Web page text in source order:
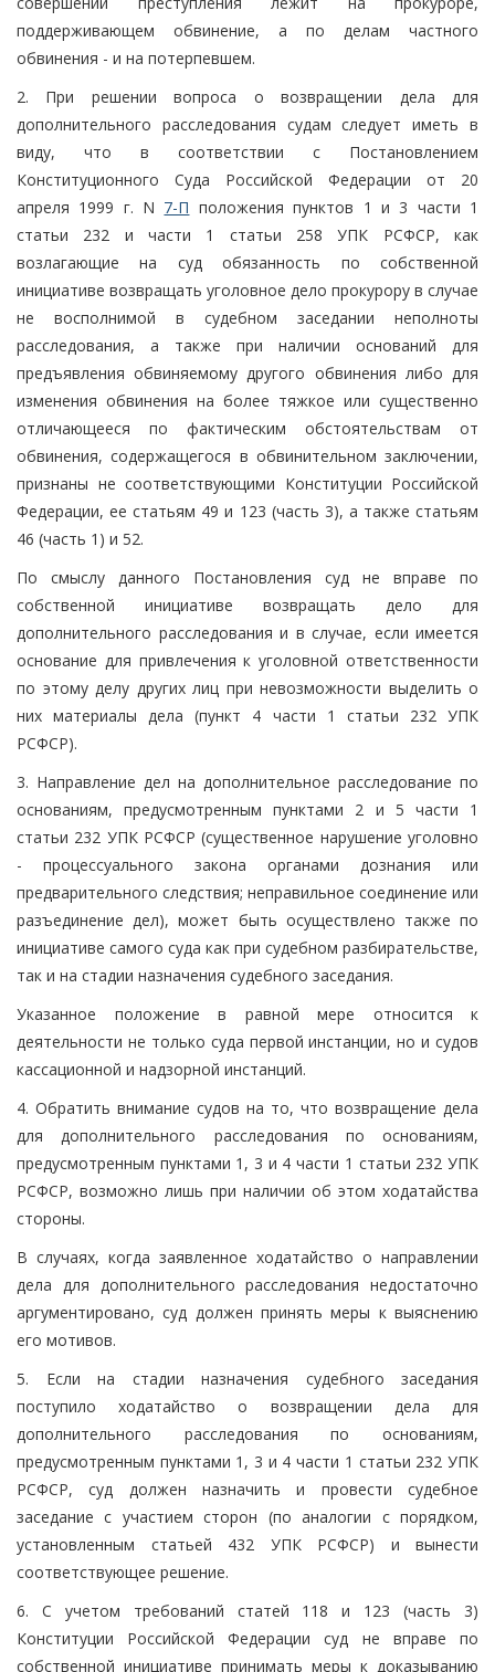
поддерживающем обвинение, а по делам частного
обвинения - и на потерпевшем.
2. При решении вопроса о возвращении дела для
дополнительного расследования судам следует иметь в
виду, что в соответствии с Постановлением
Конституционного Суда Российской Федерации от 20
апреля 1999 г. N 7-П положения пунктов 1 и 3 части 1
статьи 232 и части 1 статьи 258 УПК РСФСР, как
возлагающие на суд обязанность по собственной
инициативе возвращать уголовное дело прокурору в случае
не восполнимой в судебном заседании неполноты
расследования, а также при наличии оснований для
предъявления обвиняемому другого обвинения либо для
изменения обвинения на более тяжкое или существенно
отличающееся по фактическим обстоятельствам от
обвинения, содержащегося в обвинительном заключении,
признаны не соответствующими Конституции Российской
Федерации, ее статьям 49 и 123 (часть 3), а также статьям
46 (часть 1) и 52.
По смыслу данного Постановления суд не вправе по
собственной инициативе возвращать дело для
дополнительного расследования и в случае, если имеется
основание для привлечения к уголовной ответственности
по этому делу других лиц при невозможности выделить о
них материалы дела (пункт 4 части 1 статьи 232 УПК
РСФСР).
3. Направление дел на дополнительное расследование по
основаниям, предусмотренным пунктами 2 и 5 части 1
статьи 232 УПК РСФСР (существенное нарушение уголовно
- процессуального закона органами дознания или
предварительного следствия; неправильное соединение или
разъединение дел), может быть осуществлено также по
инициативе самого суда как при судебном разбирательстве,
так и на стадии назначения судебного заседания.
Указанное положение в равной мере относится к
деятельности не только суда первой инстанции, но и судов
кассационной и надзорной инстанций.
4. Обратить внимание судов на то, что возвращение дела
для дополнительного расследования по основаниям,
предусмотренным пунктами 1, 3 и 4 части 1 статьи 232 УПК
РСФСР, возможно лишь при наличии об этом ходатайства
стороны.
В случаях, когда заявленное ходатайство о направлении
дела для дополнительного расследования недостаточно
аргументировано, суд должен принять меры к выяснению
его мотивов.
5. Если на стадии назначения судебного заседания
поступило ходатайство о возвращении дела для
дополнительного расследования по основаниям,
предусмотренным пунктами 1, 3 и 4 части 1 статьи 232 УПК
РСФСР, суд должен назначить и провести судебное
заседание с участием сторон (по аналогии с порядком,
установленным статьей 432 УПК РСФСР) и вынести
соответствующее решение.
6. С учетом требований статей 118 и 123 (часть 3)
Конституции Российской Федерации суд не вправе по
собственной инициативе принимать меры к доказыванию